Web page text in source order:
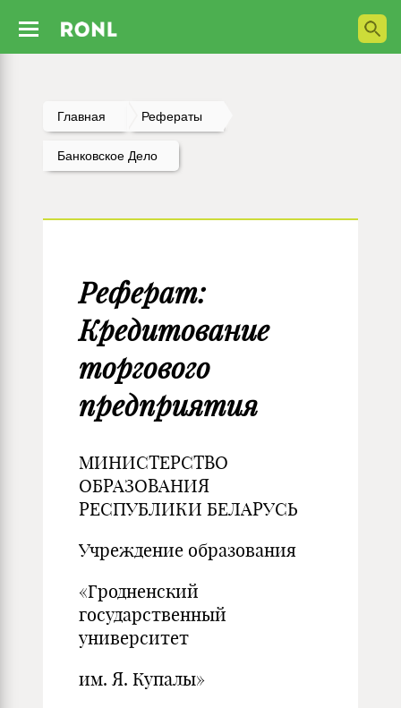
Главная Рефераты
Банковское Дело
Реферат:
Кредитование
торгового
предприятия
МИНИСТЕРСТВО
ОБРАЗОВАНИЯ
РЕСПУБЛИКИ БЕЛАРУСЬ
Учреждение образования
«Гродненский
государственный
университет
им. Я. Купалы»